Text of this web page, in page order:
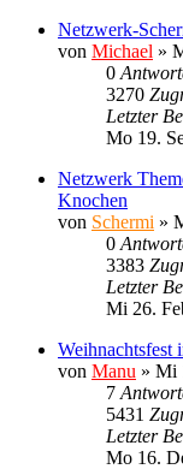
Netzwerk-
von Michael »
0
3270
Letzter
Mo 19.
Netzwerk
Knochen
von Schermi »
0
3383
Letzter
Mi 26.
Weihnachtsfest
von Manu » Mi
7
5431
Letzter
Mo 16.